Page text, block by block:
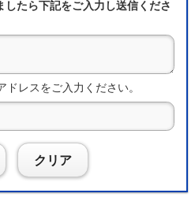
たら下記をご入力し送信くださ
ドレスをご入力ください。
クリア